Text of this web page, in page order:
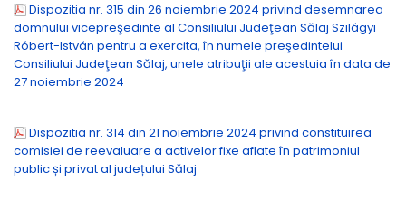
Dispozitia nr. 315 din 26 noiembrie 2024 privind desemnarea
domnului vicepreşedinte al Consiliului Judeţean Sălaj Szilágyi
Róbert-István pentru a exercita, în numele preşedintelui
Consiliului Judeţean Sălaj, unele atribuţii ale acestuia în data de
27 noiembrie 2024
Dispozitia nr. 314 din 21 noiembrie 2024 privind constituirea
comisiei de reevaluare a activelor fixe aflate în patrimoniul
public și privat al județului Sălaj